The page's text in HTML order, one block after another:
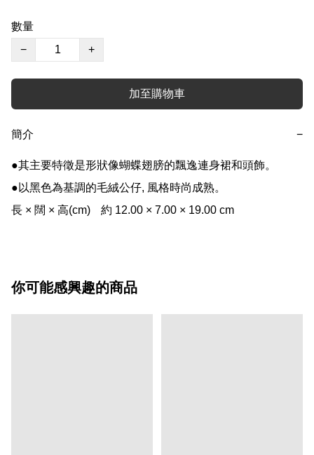
數量
−
+
加至購物車
簡介 −
●其主要特徵是形狀像蝴蝶翅膀的飄逸連身裙和頭飾。
●以黑色為基調的毛絨公仔, 風格時尚成熟。
長 × 闊 × 高(cm)	約 12.00 × 7.00 × 19.00 cm
你可能感興趣的商品